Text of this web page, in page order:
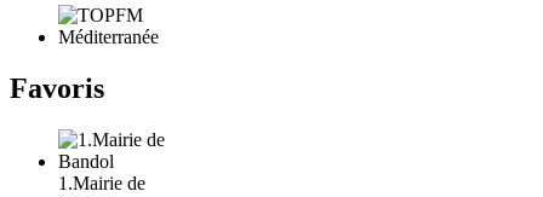
Favoris
1.Mairie de